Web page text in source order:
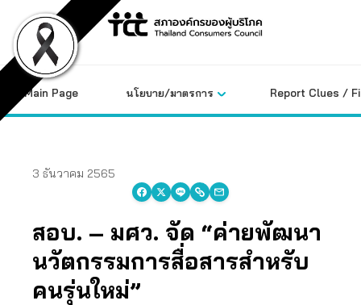
content
Main Page นโยบาย/มาตรการ Report Clues /
3 ธันวาคม 2565
สอบ. – มศว. จัด “ค่ายพัฒนา
นวัตกรรมการสื่อสารสำหรับ
คนรุ่นใหม่”